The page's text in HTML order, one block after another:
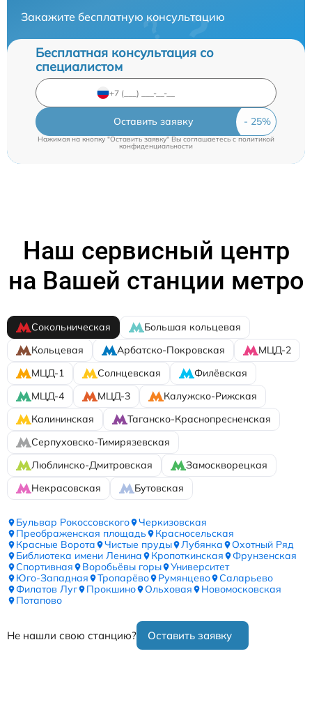
Закажите бесплатную консультацию
Бесплатная консультация со
специалистом
Оставить заявку
Нажимая на кнопку "Оставить заявку" Вы соглашаетесь c политикой
конфиденциальности
Наш сервисный центр
на Вашей станции метро
Сокольническая
Большая кольцевая
Кольцевая
Арбатско-Покровская
МЦД-2
МЦД-1
Солнцевская
Филёвская
МЦД-4
МЦД-3
Калужско-Рижская
Калининская
Таганско-Краснопресненская
Серпуховско-Тимирязевская
Люблинско-Дмитровская
Замоскворецкая
Некрасовская
Бутовская
Бульвар Рокоссовского
Черкизовская
Преображенская площадь
Красносельская
Красные Ворота
Чистые пруды Лубянка
Охотный Ряд
Библиотека имени Ленина
Кропоткинская
Фрунзенская
Спортивная
Воробьёвы горы
Университет
Юго-Западная
Тропарёво Румянцево
Саларьево
Филатов Луг
Прокшино Ольховая
Новомосковская
Потапово
Не нашли свою станцию? Оставить заявку